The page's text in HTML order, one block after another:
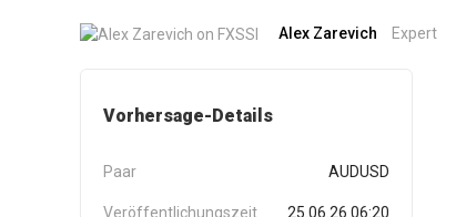
Alex Zarevich Expert
Vorhersage-Details
Paar AUDUSD
Veröffentlichungszeit 25.06.26 06:20